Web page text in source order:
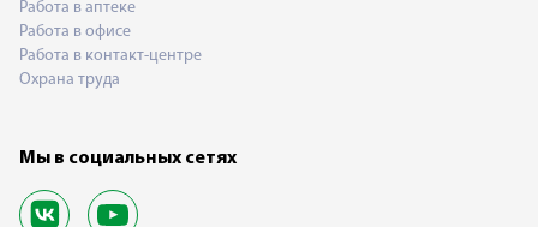
Работа в аптеке
Работа в офисе
Работа в контакт-центре
Охрана труда
Мы в социальных сетях